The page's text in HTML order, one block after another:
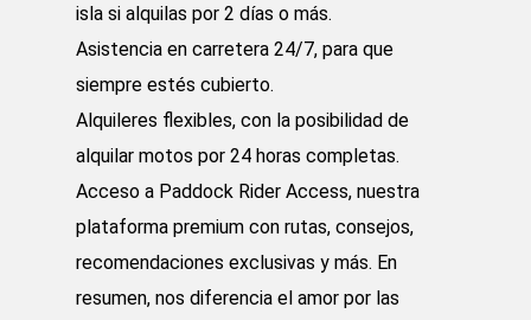
isla si alquilas por 2 días o más.
Asistencia en carretera 24/7, para que
siempre estés cubierto.
Alquileres flexibles, con la posibilidad de
alquilar motos por 24 horas completas.
Acceso a Paddock Rider Access, nuestra
plataforma premium con rutas, consejos,
recomendaciones exclusivas y más. En
resumen, nos diferencia el amor por las